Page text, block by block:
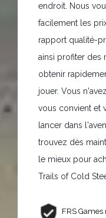
endroit. Nous
facilement les
rapport qualité-
ainsi profiter des
obtenir
jouer. Vous
vous convient et
lancer dans
trouvez dès
le mieux pour
Trails of Cold
FRS